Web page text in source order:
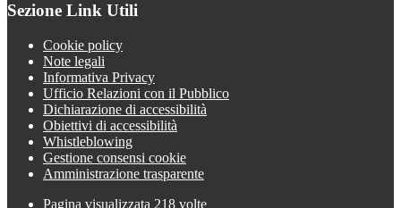
Sezione Link Utili
Cookie policy
Note legali
Informativa Privacy
Ufficio Relazioni con il Pubblico
Dichiarazione di accessibilità
Obiettivi di accessibilità
Whistleblowing
Gestione consensi cookie
Amministrazione trasparente
Pagina visualizzata 218 volte